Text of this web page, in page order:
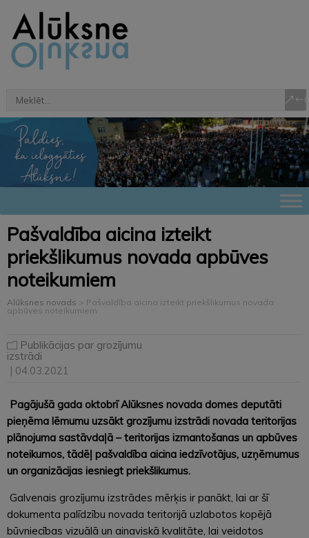
Pašvaldība aicina izteikt
priekšlikumus novada apbūves
noteikumiem
Alūksnes novads > Pašvaldība aicina izteikt priekšlikumus novada
apbūves noteikumiem
Publikācijas par grozījumu
izstrādi
| 04.03.2021
Pagājušā gada oktobrī Alūksnes novada domes deputāti
pieņēma lēmumu uzsākt grozījumu izstrādi novada teritorijas
plānojuma sastāvdaļā – teritorijas izmantošanas un apbūves
noteikumos, tādēļ pašvaldība aicina iedzīvotājus, uzņēmumus
un organizācijas iesniegt priekšlikumus.
Galvenais grozījumu izstrādes mērķis ir panākt, lai ar šī
dokumenta palīdzību novada teritorijā uzlabotos kopējā
būvniecības vizuālā un ainaviskā kvalitāte, lai veidotos